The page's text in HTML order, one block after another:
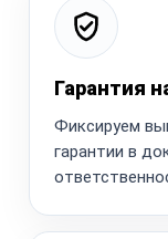
Гарантия
Фиксируем
гарантии в